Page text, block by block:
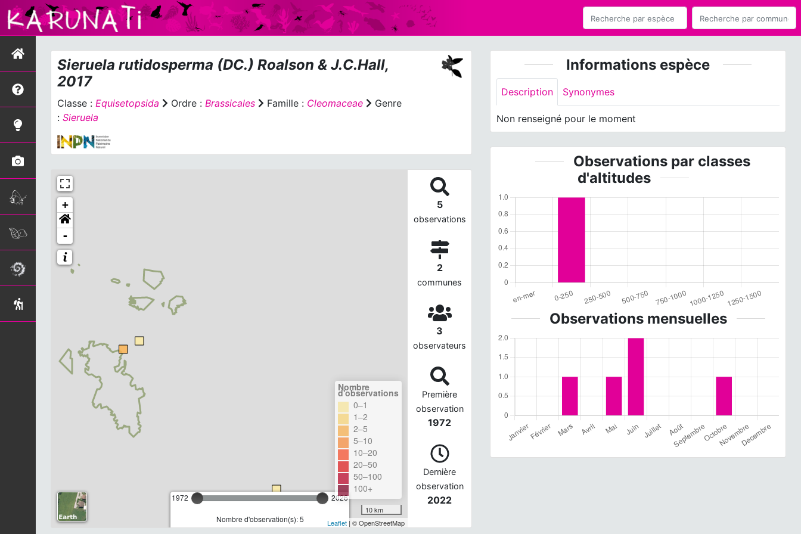
Sieruela rutidosperma (DC.) Roalson & J.C.Hall,
2017
Classe : Equisetopsida Ordre : Brassicales Famille : Cleomaceae
Genre
: Sieruela
+
-
1972 2026
Nombre d'observation(s): 5
Nombre
d'observations
0–1
1–2
2–5
5–10
10–20
20–50
50–100
100+
10 km
Leaflet| © OpenStreetMap
5
observations
2
communes
3
observateurs
Première
observation
1972
Dernière
observation
2022
Informations espèce
Description Synonymes
Non renseigné pour le moment
Observations par classes
d'altitudes
Observations mensuelles